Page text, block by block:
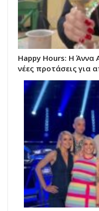
Happy Hours: Η Άννα
νέες προτάσεις για